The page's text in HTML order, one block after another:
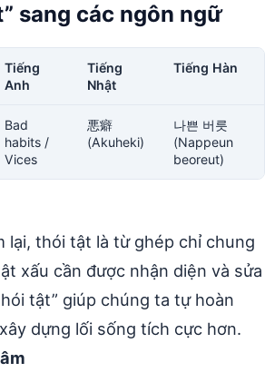
sang các ngôn ngữ
Tiếng
Anh
Tiếng
Nhật
Tiếng Hàn
Bad
habits /
Vices
悪癖
(Akuheki)
나쁜 버릇
(Nappeun
beoreut)
lại, thói tật là từ ghép chỉ chung
xấu cần được nhận diện và sửa
tật” giúp chúng ta tự hoàn
dựng lối sống tích cực hơn.